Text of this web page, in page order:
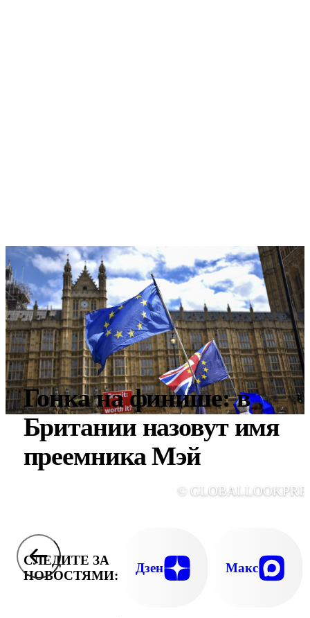
Гонка на финише: в
Британии назовут имя
преемника Мэй
©
СЛЕДИТЕ ЗА
НОВОСТЯМИ:
Дзен Макс